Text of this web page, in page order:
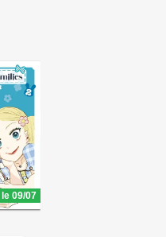
le 09/07